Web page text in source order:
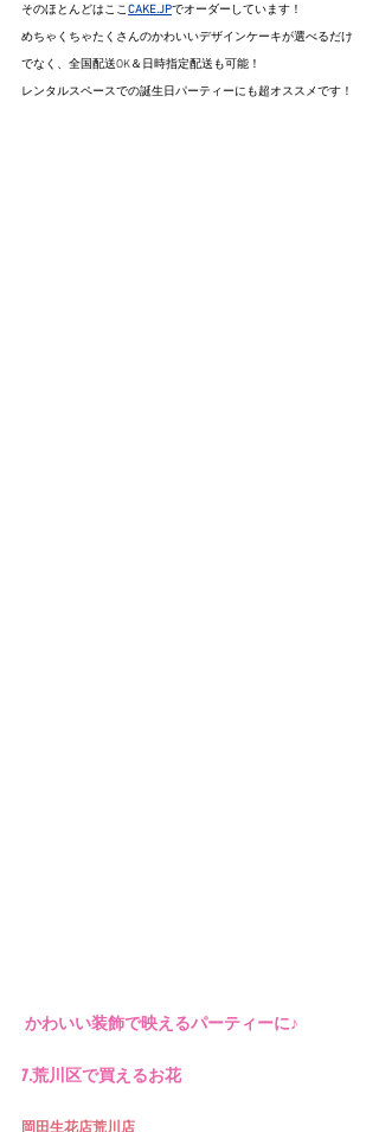
そのほとんどはここCAKE.JPでオーダーしています！
めちゃくちゃたくさんのかわいいデザインケーキが選べるだけ
でなく、全国配送OK＆日時指定配送も可能！
レンタルスペースでの誕生日パーティーにも超オススメです！
かわいい装飾で映えるパーティーに♪
7.荒川区で買えるお花
岡田生花店荒川店